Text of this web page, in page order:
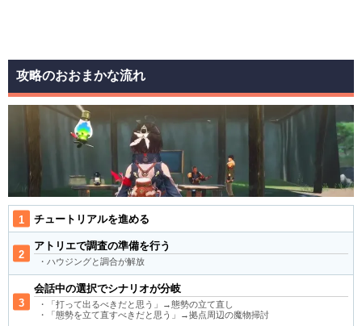
攻略のおおまかな流れ
チュートリアルを進める
アトリエで調査の準備を行う
・ハウジングと調合が解放
会話中の選択でシナリオが分岐
・「打って出るべきだと思う」→態勢の立て直し
・「態勢を立て直すべきだと思う」→拠点周辺の魔物掃討